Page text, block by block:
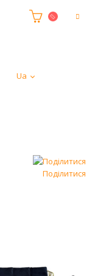
Ua
Поділитися